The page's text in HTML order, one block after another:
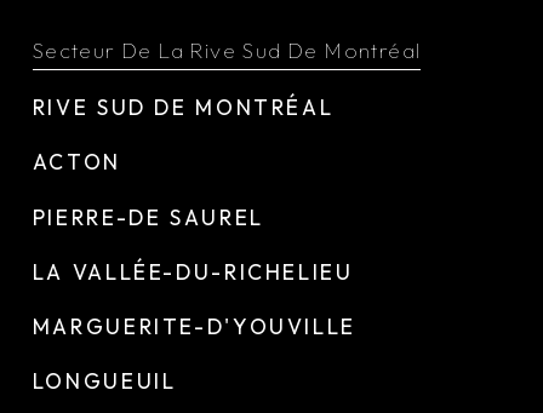
Secteur De La Rive Sud De Montréal
RIVE SUD DE MONTRÉAL
ACTON
PIERRE-DE SAUREL
LA VALLÉE-DU-RICHELIEU
MARGUERITE-D'YOUVILLE
LONGUEUIL